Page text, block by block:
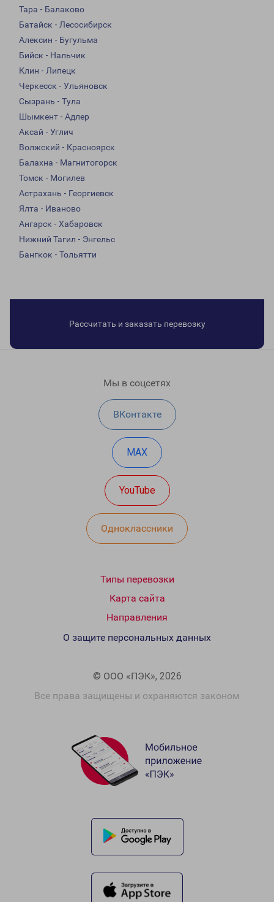
Тара - Балаково
Батайск - Лесосибирск
Алексин - Бугульма
Бийск - Нальчик
Клин - Липецк
Черкесск - Ульяновск
Сызрань - Тула
Шымкент - Адлер
Аксай - Углич
Волжский - Красноярск
Балахна - Магнитогорск
Томск - Могилев
Астрахань - Георгиевск
Ялта - Иваново
Ангарск - Хабаровск
Нижний Тагил - Энгельс
Бангкок - Тольятти
Рассчитать и заказать перевозку
Мы в соцсетях
ВКонтакте
MAX
YouTube
Одноклассники
Типы перевозки
Карта сайта
Направления
© ООО «ПЭК», 2026
Все права защищены и охраняются законом
О защите персональных данных